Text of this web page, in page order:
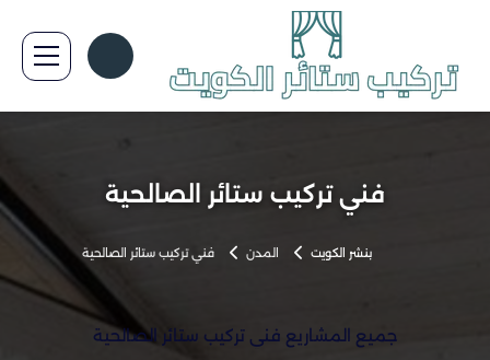
فني تركيب ستائر الصالحية
بنشر الكويت المدن فني تركيب ستائر الصالحية
جميع المشاريع فني تركيب ستائر الصالحية